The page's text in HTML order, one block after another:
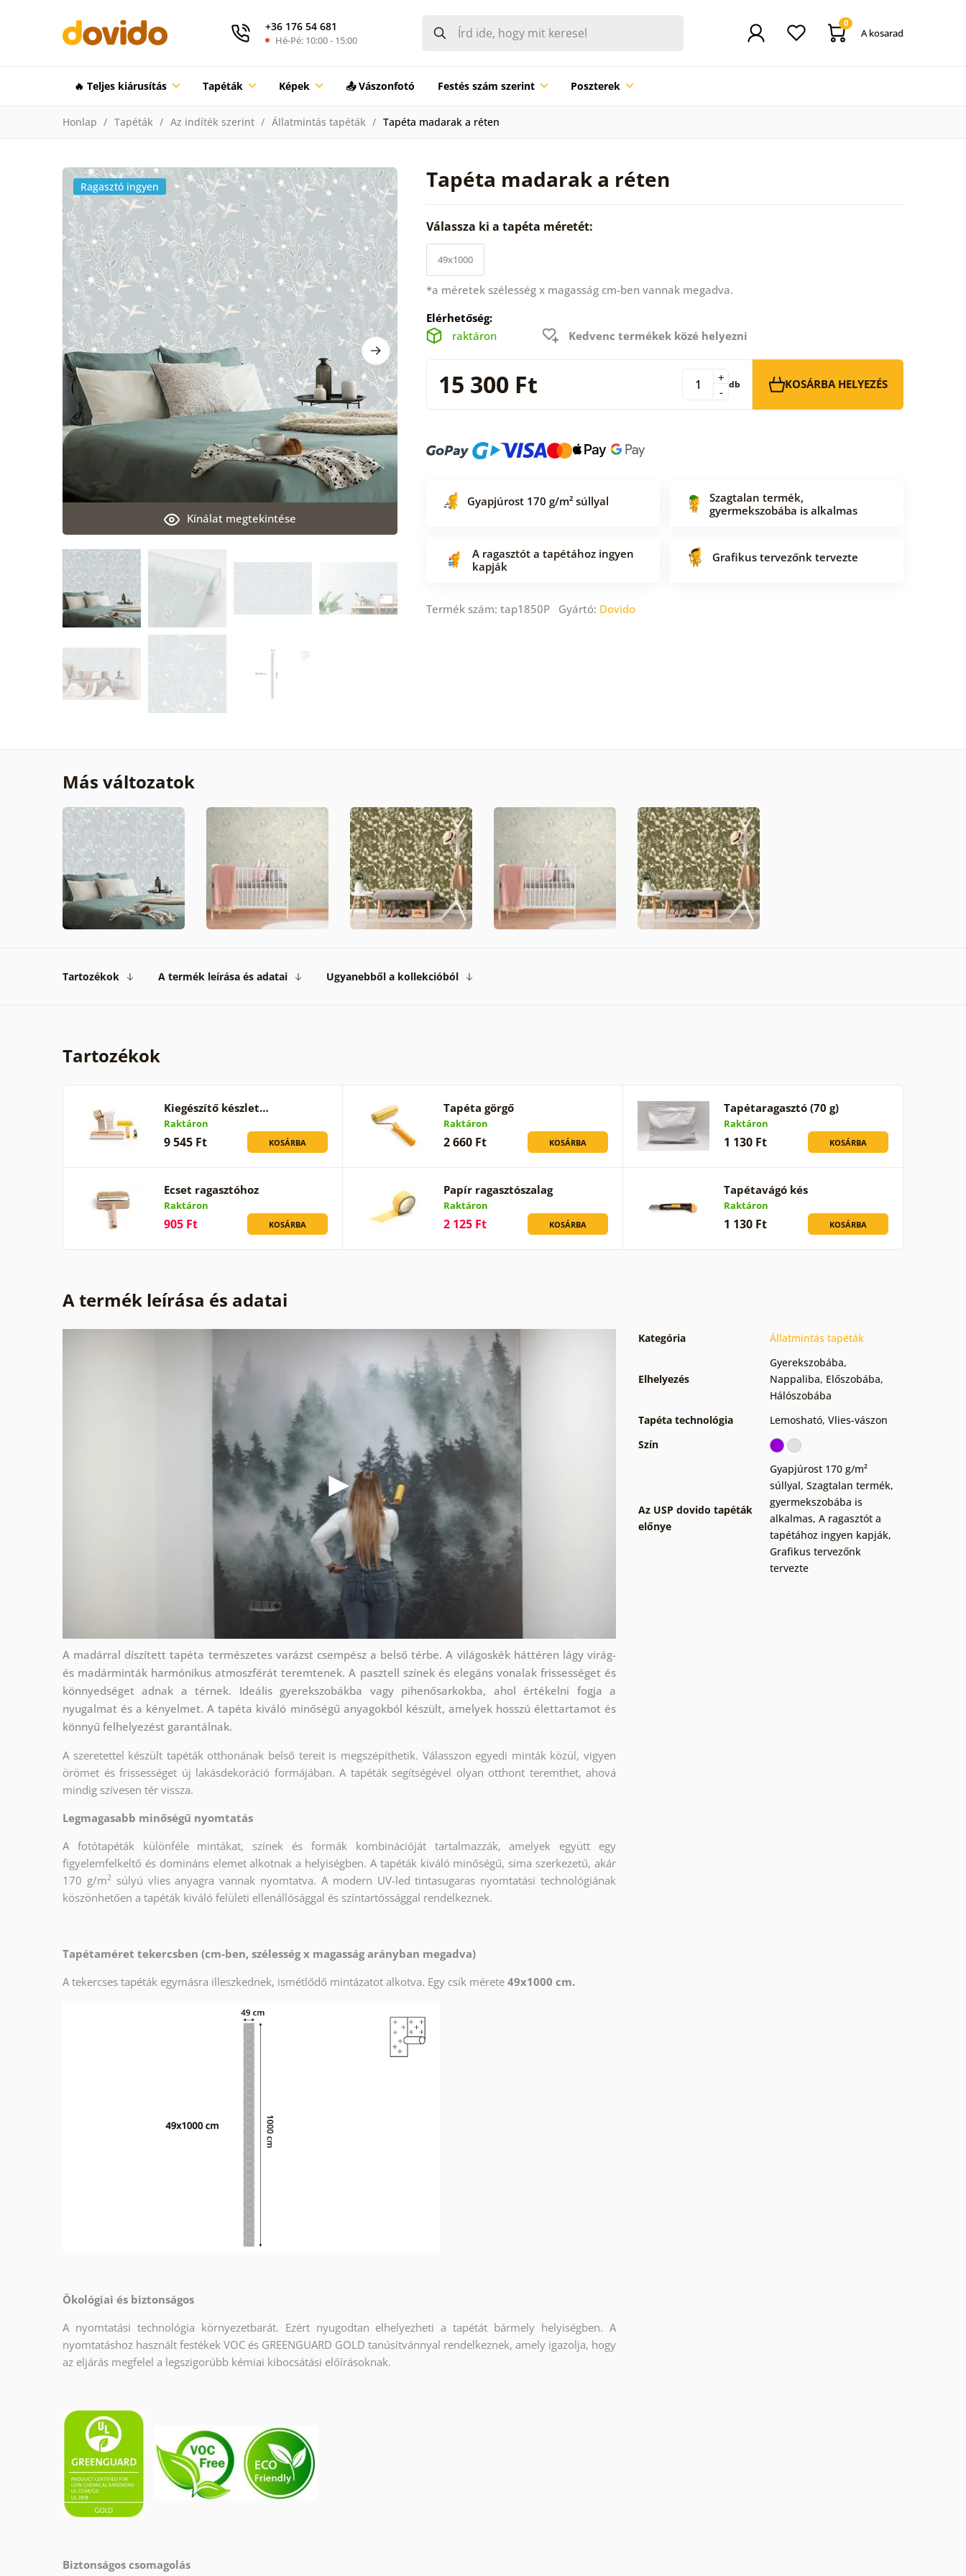
+36 176 54 681
Hé-Pé: 10:00 - 15:00
0
A kosarad
🔥 Teljes kiárusítás Tapéták Képek 📤 Vászonfotó Festés szám szerint Poszterek
Honlap Tapéták Az indíték szerint Állatmintás tapéták Tapéta madarak a réten
Tapéta madarak a réten
Kínálat megtekintése
Ragasztó ingyen
Válassza ki a tapéta méretét:
49x1000
*a méretek szélesség x magasság cm-ben vannak megadva.
Elérhetőség:
raktáron
Kedvenc termékek közé helyezni
15 300 Ft -
+ db KOSÁRBA HELYEZÉS
Gyapjúrost 170 g/m² súllyal
Szagtalan termék,
gyermekszobába is alkalmas
A ragasztót a tapétához ingyen
kapják
Grafikus tervezőnk tervezte
Termék szám: tap1850P Gyártó: Dovido
Más változatok
Tartozékok A termék leírása és adatai Ugyanebből a kollekcióból
Tartozékok
Kiegészítő készlet…
Raktáron
9 545 Ft KOSÁRBA
Tapéta görgő
Raktáron
2 660 Ft KOSÁRBA
Tapétaragasztó (70 g)
Raktáron
1 130 Ft KOSÁRBA
Ecset ragasztóhoz
Raktáron
905 Ft KOSÁRBA
Papír ragasztószalag
Raktáron
2 125 Ft KOSÁRBA
Tapétavágó kés
Raktáron
1 130 Ft KOSÁRBA
A termék leírása és adatai
A madárral díszített tapéta természetes varázst csempész a belső térbe. A világoskék háttéren lágy virág-
és madárminták harmónikus atmoszférát teremtenek. A pasztell színek és elegáns vonalak frissességet és
könnyedséget adnak a térnek. Ideális gyerekszobákba vagy pihenősarkokba, ahol értékelni fogja a
nyugalmat és a kényelmet. A tapéta kiváló minőségű anyagokból készült, amelyek hosszú élettartamot és
könnyű felhelyezést garantálnak.
A szeretettel készült tapéták otthonának belső tereit is megszépíthetik. Válasszon egyedi minták közül, vigyen
örömet és frissességet új lakásdekoráció formájában. A tapéták segítségével olyan otthont teremthet, ahová
mindig szívesen tér vissza.
Legmagasabb minőségű nyomtatás
A fotótapéták különféle mintákat, színek és formák kombinációját tartalmazzák, amelyek együtt egy
figyelemfelkeltő és domináns elemet alkotnak a helyiségben. A tapéták kiváló minőségű, sima szerkezetű, akár
170 g/m2súlyú vlies anyagra vannak nyomtatva. A modern UV-led tintasugaras nyomtatási technológiának
köszönhetően a tapéták kiváló felületi ellenállósággal és színtartóssággal rendelkeznek.
Tapétaméret tekercsben (cm-ben, szélesség x magasság arányban megadva)
A tekercses tapéták egymásra illeszkednek, ismétlődő mintázatot alkotva. Egy csík mérete 49x1000 cm.
Ökológiai és biztonságos
A nyomtatási technológia környezetbarát. Ezért nyugodtan elhelyezheti a tapétát bármely helyiségben. A
nyomtatáshoz használt festékek VOC és GREENGUARD GOLD tanúsítvánnyal rendelkeznek, amely igazolja, hogy
az eljárás megfelel a legszigorúbb kémiai kibocsátási előírásoknak.
Biztonságos csomagolás
Kategória Állatmintás tapéták
Elhelyezés
Gyerekszobába,
Nappaliba, Előszobába,
Hálószobába
Tapéta technológia
Lemosható, Vlies-vászon
Szín
Az USP dovido tapéták
előnye
Gyapjúrost 170 g/m²
súllyal, Szagtalan termék,
gyermekszobába is
alkalmas, A ragasztót a
tapétához ingyen kapják,
Grafikus tervezőnk
tervezte